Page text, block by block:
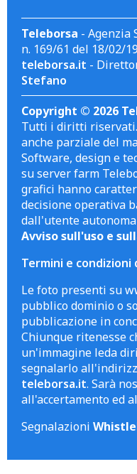
Teleborsa - Agenzia
n. 169/61 del 18/02/
teleborsa.it -
Stefano
Copyright © 2026
Tutti i diritti
anche parziale del
Software, design e
su server farm
grafici hanno
decisione operativa
dall'utente
Avviso sull'uso e
Termini e condizioni
Le foto presenti su
pubblico dominio o
pubblicazione in
Chiunque ritenesse
un'immagine leda
segnalarlo
teleborsa.it. Sarà
all'accertamento ed
Segnalazioni